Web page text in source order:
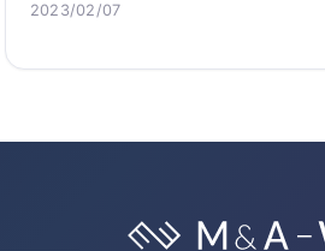
2023/02/07